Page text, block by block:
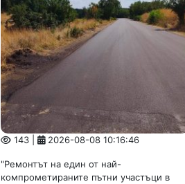
143 | 2026-08-08 10:16:46
"Ремонтът на един от най-
компрометираните пътни участъци в